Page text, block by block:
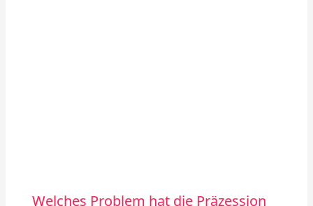
Welches Problem hat die Präzession